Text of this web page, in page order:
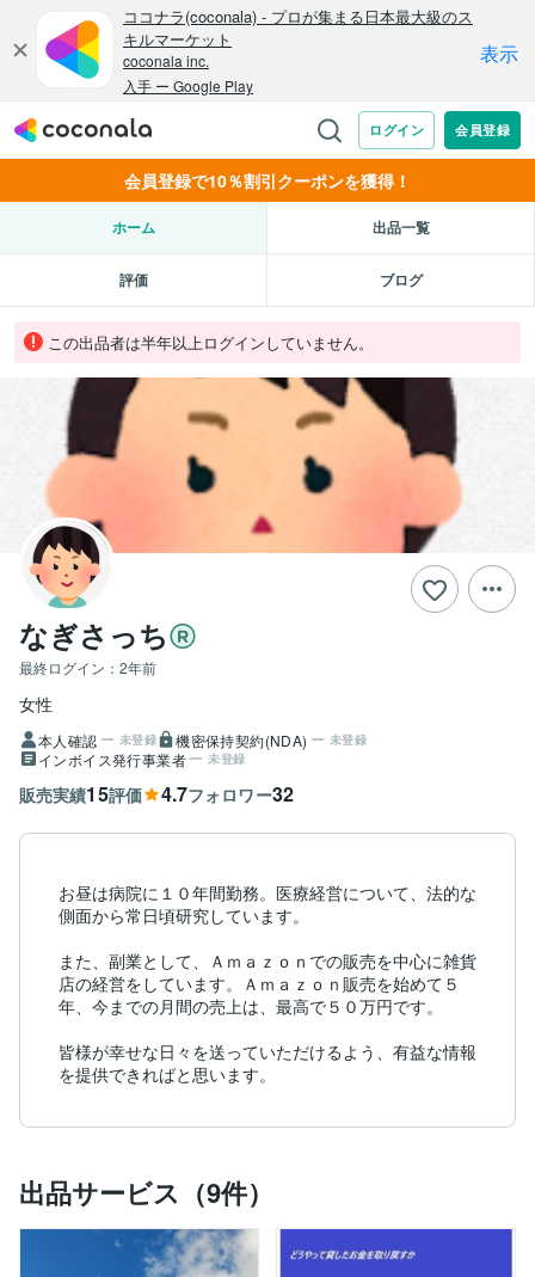
会員登録で10％割引クーポンを獲得！
ホーム 出品一覧
評価 ブログ
この出品者は半年以上ログインしていません。
なぎさっち
最終ログイン： 2年前
女性
本人確認 未登録 機密保持契約(NDA) 未登録
インボイス発行事業者 未登録
販売実績15評価 4.7フォロワー32
お昼は病院に１０年間勤務。医療経営について、法的な
側面から常日頃研究しています。
また、副業として、Ａｍａｚｏｎでの販売を中心に雑貨
店の経営をしています。Ａｍａｚｏｎ販売を始めて５
年、今までの月間の売上は、最高で５０万円です。
皆様が幸せな日々を送っていただけるよう、有益な情報
を提供できればと思います。
出品サービス（9件）